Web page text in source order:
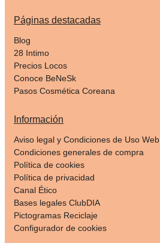
Páginas destacadas
Blog
28 Intimo
Precios Locos
Conoce BeNeSk
Pasos Cosmética Coreana
Información
Aviso legal y Condiciones de Uso Web
Condiciones generales de compra
Política de cookies
Política de privacidad
Canal Ético
Bases legales ClubDIA
Pictogramas Reciclaje
Configurador de cookies